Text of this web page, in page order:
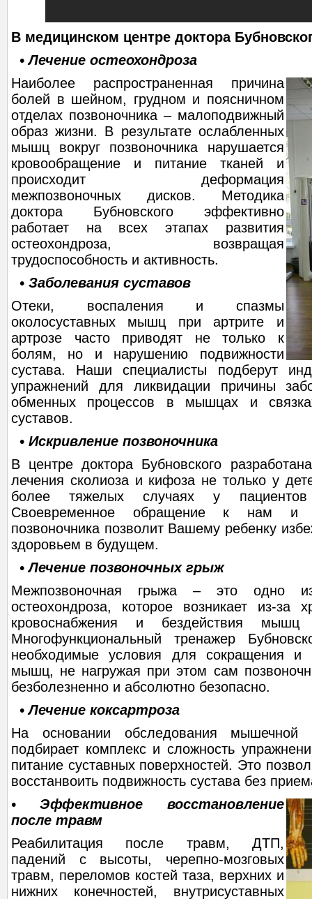
В медицинском центре доктора
• Лечение остеохондроза
Наиболее распространенная причина
болей в шейном, грудном и поясничном
отделах позвоночника – малоподвижный
образ жизни. В результате ослабленных
мышц вокруг позвоночника нарушается
кровообращение и питание тканей и
происходит деформация
межпозвоночных дисков. Методика
доктора Бубновского эффективно
работает на всех этапах развития
остеохондроза, возвращая
трудоспособность и активность.
• Заболевания суставов
Отеки, воспаления и спазмы
околосуставных мышц при артрите и
артрозе часто приводят не только к
болям, но и нарушению подвижности
сустава. Наши специалисты подберут
упражнений для ликвидации причины
обменных процессов в мышцах и
суставов.
• Искривление позвоночника
В центре доктора Бубновского
лечения сколиоза и кифоза не только у
более тяжелых случаях у
Своевременное обращение к нам и
позвоночника позволит Вашему ребенку
здоровьем в будущем.
• Лечение позвоночных грыж
Межпозвоночная грыжа – это одно
остеохондроза, которое возникает из-за
кровоснабжения и бездействия мышц
Многофункциональный тренажер
необходимые условия для сокращения и
мышц, не нагружая при этом сам
безболезненно и абсолютно безопасно.
• Лечение коксартроза
На основании обследования мышечной
подбирает комплекс и сложность
питание суставных поверхностей. Это
восстанвоить подвижность сустава без
• Эффективное восстановление
после травм
Реабилитация после травм, ДТП,
падений с высоты, черепно-мозговых
травм, переломов костей таза, верхних и
нижних конечностей, внутрисуставных